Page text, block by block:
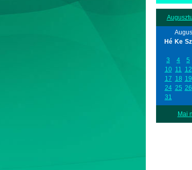
Hé Ke Sz
3
4 5
10 11 12
17 18 19
24 25 26
31
Mai